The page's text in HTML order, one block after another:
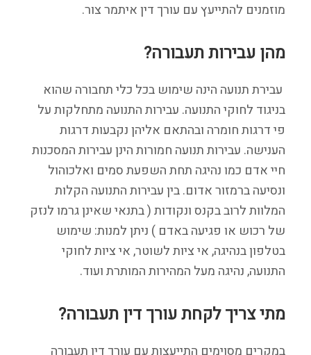
מוזמנים להתייעץ עם עורך דין איתמר צור.
מהן עבירות תעבורה?
עבירת תנועה הינה שימוש בכל כלי תחבורה שהוא
בניגוד לחוקי התנועה. עבירות התנועה מתחלקות על
פי דרגות חומרה ובהתאם אליהן נקבעות דרגות
הענישה. עבירות תנועה חמורות הינן עבירות המסכנות
חיי אדם כמו נהיגה תחת השפעת סמים ואלכוהול
ונסיעה ברמזור אדום. בין עבירות התנועה הקלות
המלוות לרוב בקנס ונקודות ( בתנאי שאינן גרמו לנזק
של רכוש או פגיעה באדם ) ניתן למנות: שימוש
בטלפון בנהיגה, אי ציות לשוטר, אי ציות לחוקי
התנועה, נהיגה מעל המהירות המותרת ועוד.
מתי צריך לקחת עורך דין תעבורה?
במקרים מסוימים התייעצות עם עורך דין תעבורה